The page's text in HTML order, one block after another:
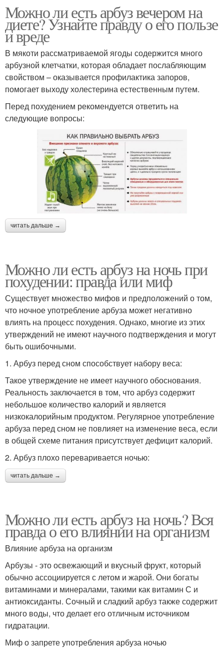
Можно ли есть арбуз вечером на
диете? Узнайте правду о его пользе
и вреде
В мякоти рассматриваемой ягоды содержится много
арбузной клетчатки, которая обладает послабляющим
свойством – оказывается профилактика запоров,
помогает выходу холестерина естественным путем.
Перед похудением рекомендуется ответить на
следующие вопросы:
читать дальше →
Можно ли есть арбуз на ночь при
похудении: правда или миф
Существует множество мифов и предположений о том,
что ночное употребление арбуза может негативно
влиять на процесс похудения. Однако, многие из этих
утверждений не имеют научного подтверждения и могут
быть ошибочными.
1. Арбуз перед сном способствует набору веса:
Такое утверждение не имеет научного обоснования.
Реальность заключается в том, что арбуз содержит
небольшое количество калорий и является
низкокалорийным продуктом. Регулярное употребление
арбуза перед сном не повлияет на изменение веса, если
в общей схеме питания присутствует дефицит калорий.
2. Арбуз плохо переваривается ночью:
читать дальше →
Можно ли есть арбуз на ночь? Вся
правда о его влиянии на организм
Влияние арбуза на организм
Арбузы - это освежающий и вкусный фрукт, который
обычно ассоциируется с летом и жарой. Они богаты
витаминами и минералами, такими как витамин С и
антиоксиданты. Сочный и сладкий арбуз также содержит
много воды, что делает его отличным источником
гидратации.
Миф о запрете употребления арбуза ночью